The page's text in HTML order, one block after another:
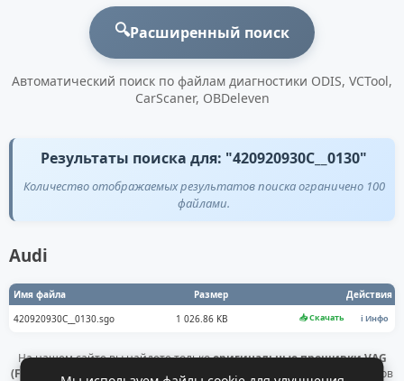
🔍Расширенный поиск
Автоматический поиск по файлам диагностики ODIS, VCTool,
CarScaner, OBDeleven
Результаты поиска для: "420920930C__0130"
Количество отображаемых результатов поиска ограничено 100
файлами.
Audi
Имя файла Размер
Действия
420920930C__0130.sgo
1 026.86 KB 📥 Скачать ℹ️ Инфо
На нашем сайте вы найдете толькооригинальные прошивки VAG
(Flashdaten)
. Все файлы получены напрямую с официальных серверов